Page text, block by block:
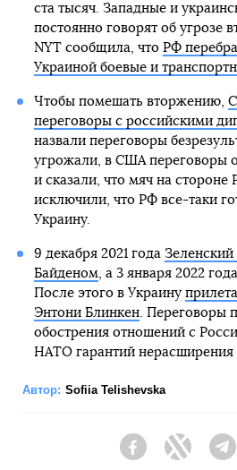
ста тысяч. Западные и
постоянно говорят об угрозе
NYT сообщила, что РФ
Украиной боевые и
Чтобы помешать вторжению,
переговоры с российскими
назвали переговоры
угрожали, в США переговоры
и сказали, что мяч на стороне
исключили, что РФ все-таки
Украину.
9 декабря 2021 года Зеленский
Байденом , а 3 января 2022
После этого в Украину
Энтони Блинкен. Переговоры
обострения отношений с
НАТО гарантий нерасширения
Автор: Sofiia Telishevska
FacebookTwitter